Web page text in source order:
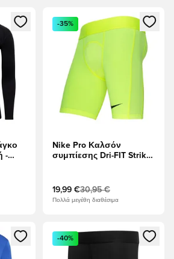
να συνδεθείτε ή να εγγραφείτε ως
-
Ανοίγει ένα Modal για να
-35%
Nike Pro Καλσόν
συμπίεσης Dri-FIT Strike
19,99 €30,95 €
Πολλά μεγέθη διαθέσιμα
να συνδεθείτε ή να εγγραφείτε ως
Ανοίγει ένα Modal για να
-40%